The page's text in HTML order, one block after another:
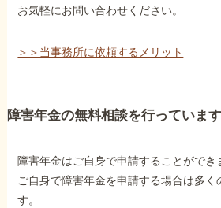
お気軽にお問い合わせください。
＞＞当事務所に依頼するメリット
障害年金の無料相談を行っています
障害年金はご自身で申請することができ
ご自身で障害年金を申請する場合は多く
す。